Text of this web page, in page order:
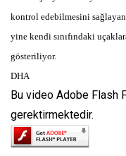
kontrol edebilmesini
yine kendi sınıfındaki
gösteriliyor.
DHA
Bu video Adobe Flash
gerektirmektedir.